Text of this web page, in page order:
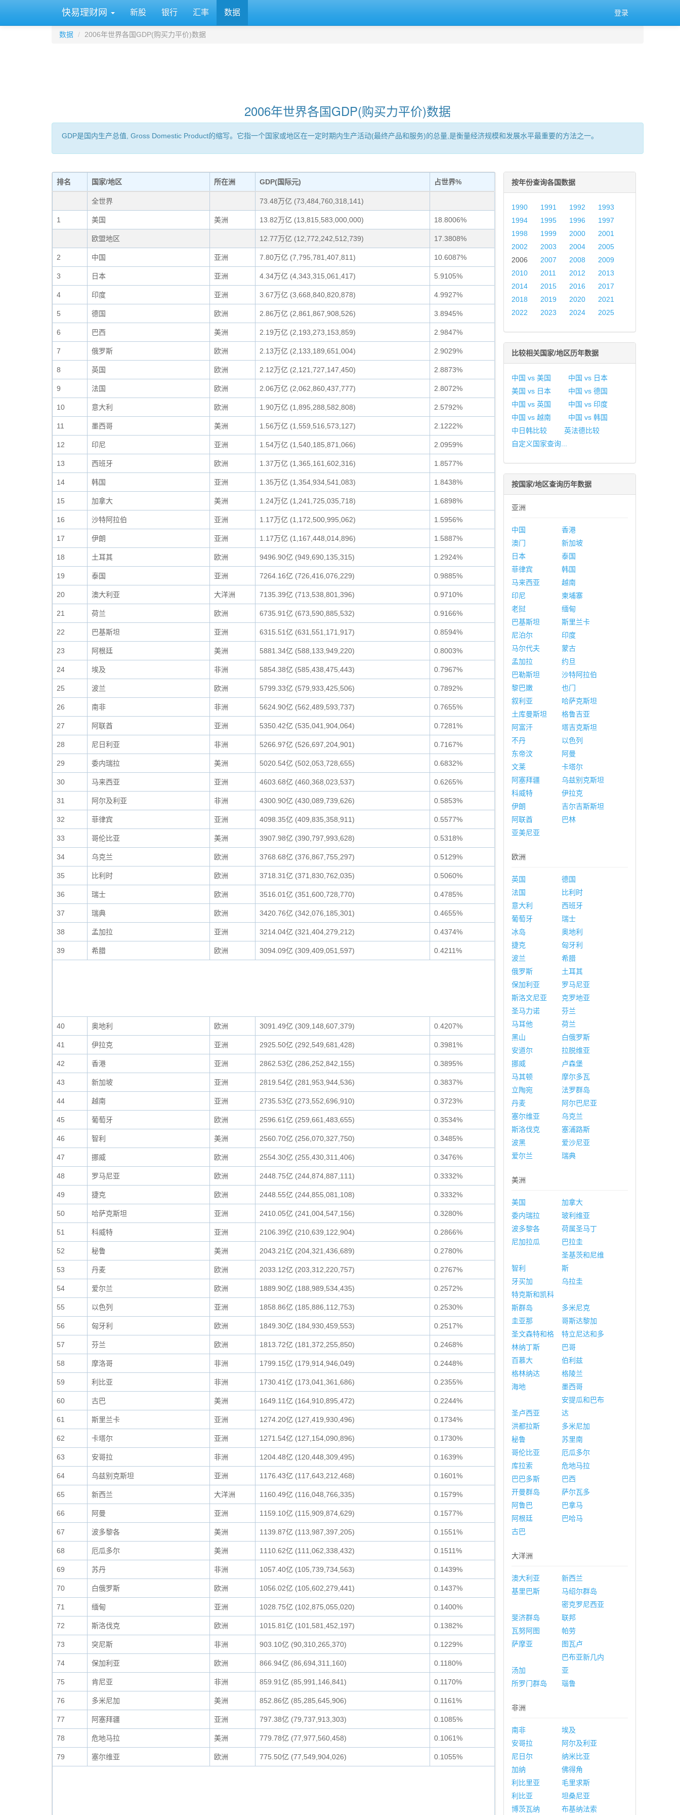
快易理财网 新股 银行 汇率 数据 登录
数据 2006年世界各国GDP(购买力平价)数据
2006年世界各国GDP(购买力平价)数据
GDP是国内生产总值, Gross Domestic Product的缩写。它指一个国家或地区在一定时期内生产活动(最终产品和服务)的总量,是衡量经济规模和发展水平最重要的方法之一。
排名 国家/地区 所在洲 GDP(国际元) 占世界%
全世界 73.48万亿 (73,484,760,318,141)
1 美国 美洲 13.82万亿 (13,815,583,000,000) 18.8006%
欧盟地区 12.77万亿 (12,772,242,512,739) 17.3808%
2 中国 亚洲 7.80万亿 (7,795,781,407,811) 10.6087%
3 日本 亚洲 4.34万亿 (4,343,315,061,417) 5.9105%
4 印度 亚洲 3.67万亿 (3,668,840,820,878) 4.9927%
5 德国 欧洲 2.86万亿 (2,861,867,908,526) 3.8945%
6 巴西 美洲 2.19万亿 (2,193,273,153,859) 2.9847%
7 俄罗斯 欧洲 2.13万亿 (2,133,189,651,004) 2.9029%
8 英国 欧洲 2.12万亿 (2,121,727,147,450) 2.8873%
9 法国 欧洲 2.06万亿 (2,062,860,437,777) 2.8072%
10 意大利 欧洲 1.90万亿 (1,895,288,582,808) 2.5792%
11 墨西哥 美洲 1.56万亿 (1,559,516,573,127) 2.1222%
12 印尼 亚洲 1.54万亿 (1,540,185,871,066) 2.0959%
13 西班牙 欧洲 1.37万亿 (1,365,161,602,316) 1.8577%
14 韩国 亚洲 1.35万亿 (1,354,934,541,083) 1.8438%
15 加拿大 美洲 1.24万亿 (1,241,725,035,718) 1.6898%
16 沙特阿拉伯 亚洲 1.17万亿 (1,172,500,995,062) 1.5956%
17 伊朗 亚洲 1.17万亿 (1,167,448,014,896) 1.5887%
18 土耳其 欧洲 9496.90亿 (949,690,135,315) 1.2924%
19 泰国 亚洲 7264.16亿 (726,416,076,229) 0.9885%
20 澳大利亚 大洋洲 7135.39亿 (713,538,801,396) 0.9710%
21 荷兰 欧洲 6735.91亿 (673,590,885,532) 0.9166%
22 巴基斯坦 亚洲 6315.51亿 (631,551,171,917) 0.8594%
23 阿根廷 美洲 5881.34亿 (588,133,949,220) 0.8003%
24 埃及 非洲 5854.38亿 (585,438,475,443) 0.7967%
25 波兰 欧洲 5799.33亿 (579,933,425,506) 0.7892%
26 南非 非洲 5624.90亿 (562,489,593,737) 0.7655%
27 阿联酋 亚洲 5350.42亿 (535,041,904,064) 0.7281%
28 尼日利亚 非洲 5266.97亿 (526,697,204,901) 0.7167%
29 委内瑞拉 美洲 5020.54亿 (502,053,728,655) 0.6832%
30 马来西亚 亚洲 4603.68亿 (460,368,023,537) 0.6265%
31 阿尔及利亚 非洲 4300.90亿 (430,089,739,626) 0.5853%
32 菲律宾 亚洲 4098.35亿 (409,835,358,911) 0.5577%
33 哥伦比亚 美洲 3907.98亿 (390,797,993,628) 0.5318%
34 乌克兰 欧洲 3768.68亿 (376,867,755,297) 0.5129%
35 比利时 欧洲 3718.31亿 (371,830,762,035) 0.5060%
36 瑞士 欧洲 3516.01亿 (351,600,728,770) 0.4785%
37 瑞典 欧洲 3420.76亿 (342,076,185,301) 0.4655%
38 孟加拉 亚洲 3214.04亿 (321,404,279,212) 0.4374%
39 希腊 欧洲 3094.09亿 (309,409,051,597) 0.4211%
40 奥地利 欧洲 3091.49亿 (309,148,607,379) 0.4207%
41 伊拉克 亚洲 2925.50亿 (292,549,681,428) 0.3981%
42 香港 亚洲 2862.53亿 (286,252,842,155) 0.3895%
43 新加坡 亚洲 2819.54亿 (281,953,944,536) 0.3837%
44 越南 亚洲 2735.53亿 (273,552,696,910) 0.3723%
45 葡萄牙 欧洲 2596.61亿 (259,661,483,655) 0.3534%
46 智利 美洲 2560.70亿 (256,070,327,750) 0.3485%
47 挪威 欧洲 2554.30亿 (255,430,311,406) 0.3476%
48 罗马尼亚 欧洲 2448.75亿 (244,874,887,111) 0.3332%
49 捷克 欧洲 2448.55亿 (244,855,081,108) 0.3332%
50 哈萨克斯坦 亚洲 2410.05亿 (241,004,547,156) 0.3280%
51 科威特 亚洲 2106.39亿 (210,639,122,904) 0.2866%
52 秘鲁 美洲 2043.21亿 (204,321,436,689) 0.2780%
53 丹麦 欧洲 2033.12亿 (203,312,220,757) 0.2767%
54 爱尔兰 欧洲 1889.90亿 (188,989,534,435) 0.2572%
55 以色列 亚洲 1858.86亿 (185,886,112,753) 0.2530%
56 匈牙利 欧洲 1849.30亿 (184,930,459,553) 0.2517%
57 芬兰 欧洲 1813.72亿 (181,372,255,850) 0.2468%
58 摩洛哥 非洲 1799.15亿 (179,914,946,049) 0.2448%
59 利比亚 非洲 1730.41亿 (173,041,361,686) 0.2355%
60 古巴 美洲 1649.11亿 (164,910,895,472) 0.2244%
61 斯里兰卡 亚洲 1274.20亿 (127,419,930,496) 0.1734%
62 卡塔尔 亚洲 1271.54亿 (127,154,090,896) 0.1730%
63 安哥拉 非洲 1204.48亿 (120,448,309,495) 0.1639%
64 乌兹别克斯坦 亚洲 1176.43亿 (117,643,212,468) 0.1601%
65 新西兰 大洋洲 1160.49亿 (116,048,766,335) 0.1579%
66 阿曼 亚洲 1159.10亿 (115,909,874,629) 0.1577%
67 波多黎各 美洲 1139.87亿 (113,987,397,205) 0.1551%
68 厄瓜多尔 美洲 1110.62亿 (111,062,338,432) 0.1511%
69 苏丹 非洲 1057.40亿 (105,739,734,563) 0.1439%
70 白俄罗斯 欧洲 1056.02亿 (105,602,279,441) 0.1437%
71 缅甸 亚洲 1028.75亿 (102,875,055,020) 0.1400%
72 斯洛伐克 欧洲 1015.81亿 (101,581,452,197) 0.1382%
73 突尼斯 非洲 903.10亿 (90,310,265,370) 0.1229%
74 保加利亚 欧洲 866.94亿 (86,694,311,160) 0.1180%
75 肯尼亚 非洲 859.91亿 (85,991,146,841) 0.1170%
76 多米尼加 美洲 852.86亿 (85,285,645,906) 0.1161%
77 阿塞拜疆 亚洲 797.38亿 (79,737,913,303) 0.1085%
78 危地马拉 美洲 779.78亿 (77,977,560,458) 0.1061%
79 塞尔维亚 欧洲 775.50亿 (77,549,904,026) 0.1055%
按年份查询各国数据
1990 1991 1992
1993
1994
1995 1996
1997
1998
1999 2000
2001
2002
2003 2004
2005
2006
2007 2008
2009
2010
2011 2012
2013
2014
2015 2016
2017
2018
2019 2020
2021
2022
2023 2024 2025
比较相关国家/地区历年数据
中国 vs 美国
中国 vs 日本
美国 vs 日本
中国 vs 德国
中国 vs 英国
中国 vs 印度
中国 vs 越南
中国 vs 韩国
中日韩比较
英法德比较
自定义国家查询...
按国家/地区查询历年数据
亚洲
中国
香港
澳门
新加坡
日本
泰国
菲律宾
韩国
马来西亚
越南
印尼
柬埔寨
老挝
缅甸
巴基斯坦
斯里兰卡
尼泊尔
印度
马尔代夫
蒙古
孟加拉
约旦
巴勒斯坦
沙特阿拉伯
黎巴嫩
也门
叙利亚
哈萨克斯坦
土库曼斯坦
格鲁吉亚
阿富汗
塔吉克斯坦
不丹
以色列
东帝汶
阿曼
文莱
卡塔尔
阿塞拜疆
乌兹别克斯坦
科威特
伊拉克
伊朗
吉尔吉斯斯坦
阿联酋
巴林
亚美尼亚
欧洲
英国
德国
法国
比利时
意大利
西班牙
葡萄牙
瑞士
冰岛
奥地利
捷克
匈牙利
波兰
希腊
俄罗斯
土耳其
保加利亚
罗马尼亚
斯洛文尼亚
克罗地亚
圣马力诺
芬兰
马耳他
荷兰
黑山
白俄罗斯
安道尔
拉脱维亚
挪威
卢森堡
马其顿
摩尔多瓦
立陶宛
法罗群岛
丹麦
阿尔巴尼亚
塞尔维亚
乌克兰
斯洛伐克
塞浦路斯
波黑
爱沙尼亚
爱尔兰
瑞典
美洲
美国
加拿大
委内瑞拉
玻利维亚
波多黎各
荷属圣马丁
尼加拉瓜
巴拉圭
智利
圣基茨和尼维
斯
牙买加
乌拉圭
特克斯和凯科
斯群岛
多米尼克
圭亚那
哥斯达黎加
圣文森特和格
林纳丁斯
特立尼达和多
巴哥
百慕大
伯利兹
格林纳达
格陵兰
海地
墨西哥
圣卢西亚
安提瓜和巴布
达
洪都拉斯
多米尼加
秘鲁
苏里南
哥伦比亚
厄瓜多尔
库拉索
危地马拉
巴巴多斯
巴西
开曼群岛
萨尔瓦多
阿鲁巴
巴拿马
阿根廷
巴哈马
古巴
大洋洲
澳大利亚
新西兰
基里巴斯
马绍尔群岛
斐济群岛
密克罗尼西亚
联邦
瓦努阿图
帕劳
萨摩亚
图瓦卢
汤加
巴布亚新几内
亚
所罗门群岛
瑙鲁
非洲
南非
埃及
安哥拉
阿尔及利亚
尼日尔
纳米比亚
加纳
佛得角
利比里亚
毛里求斯
利比亚
坦桑尼亚
博茨瓦纳
布基纳法索